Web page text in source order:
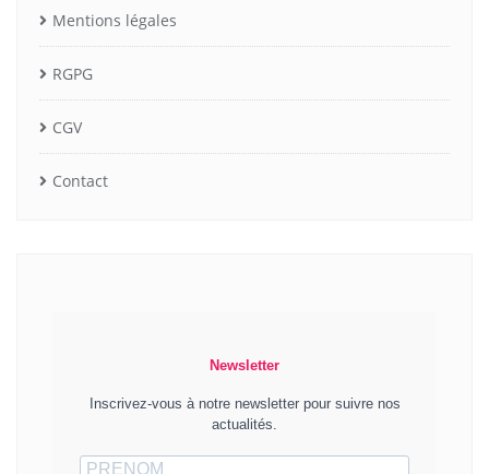
Mentions légales
RGPG
CGV
Contact
Newsletter
Inscrivez-vous à notre newsletter pour suivre nos
actualités.